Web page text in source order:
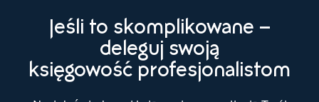
Jeśli to skomplikowane –
deleguj swoją
księgowość profesjonalistom